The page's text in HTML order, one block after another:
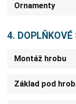
Ornamenty
4. DOPLŇKOVÉ
Montáž hrobu
Základ pod hrob